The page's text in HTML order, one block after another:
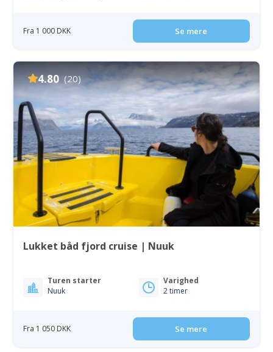
Fra 1 000 DKK Se mere
4.80 (20)
Lukket båd fjord cruise | Nuuk
Turen starter
Nuuk
Varighed
2 timer
Fra 1 050 DKK Se mere